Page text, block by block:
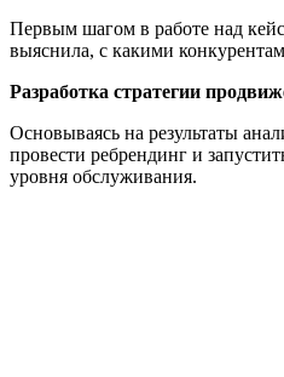
Первым шагом в работе над
выяснила, с какими
Разработка стратегии
Основываясь на результаты
провести ребрендинг и
уровня обслуживания.